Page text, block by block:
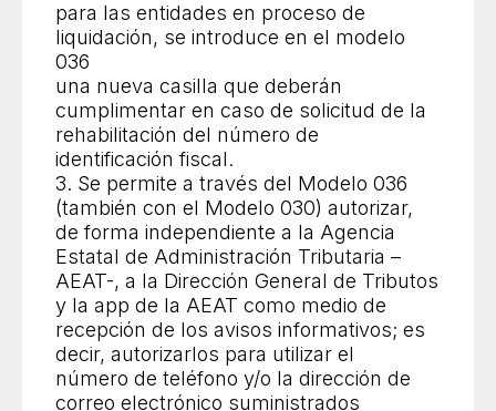
para las entidades en proceso de
liquidación, se introduce en el modelo
036
una nueva casilla que deberán
cumplimentar en caso de solicitud de la
rehabilitación del número de
identificación fiscal.
3. Se permite a través del Modelo 036
(también con el Modelo 030) autorizar,
de forma independiente a la Agencia
Estatal de Administración Tributaria –
AEAT-, a la Dirección General de Tributos
y la app de la AEAT como medio de
recepción de los avisos informativos; es
decir, autorizarlos para utilizar el
número de teléfono y/o la dirección de
correo electrónico suministrados